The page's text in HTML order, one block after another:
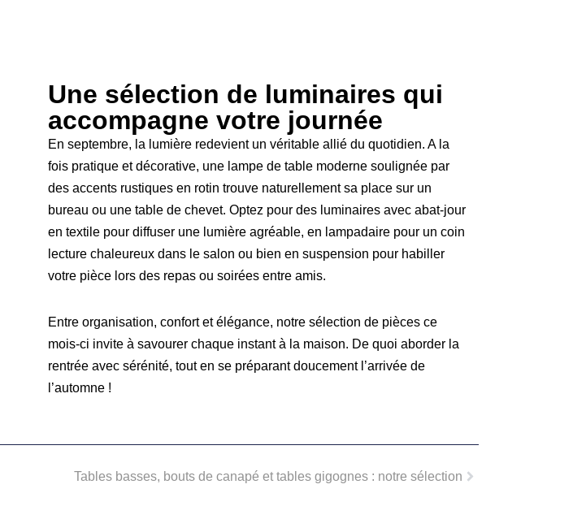
Une sélection de luminaires qui
accompagne votre journée
En septembre, la lumière redevient un véritable allié du quotidien. A la
fois pratique et décorative, une lampe de table moderne soulignée par
des accents rustiques en rotin trouve naturellement sa place sur un
bureau ou une table de chevet. Optez pour des luminaires avec abat-jour
en textile pour diffuser une lumière agréable, en lampadaire pour un coin
lecture chaleureux dans le salon ou bien en suspension pour habiller
votre pièce lors des repas ou soirées entre amis.
Entre organisation, confort et élégance, notre sélection de pièces ce
mois-ci invite à savourer chaque instant à la maison. De quoi aborder la
rentrée avec sérénité, tout en se préparant doucement l’arrivée de
l’automne !
Tables basses, bouts de canapé et tables gigognes : notre sélection